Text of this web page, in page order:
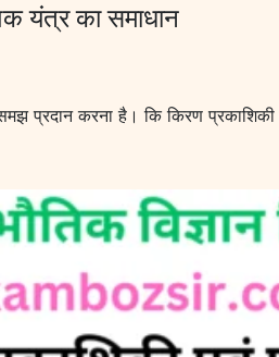
यंत्र का समाधान
प्रदान करना है। कि किरण